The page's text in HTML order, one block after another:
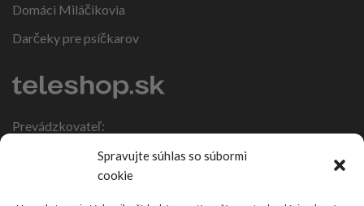
Spravujte súhlas so súbormi
cookie
Domáci Miláčikovia
Darčeky pre psíčkarov
Prevádzkovateľ:
DIČ: 1086270988